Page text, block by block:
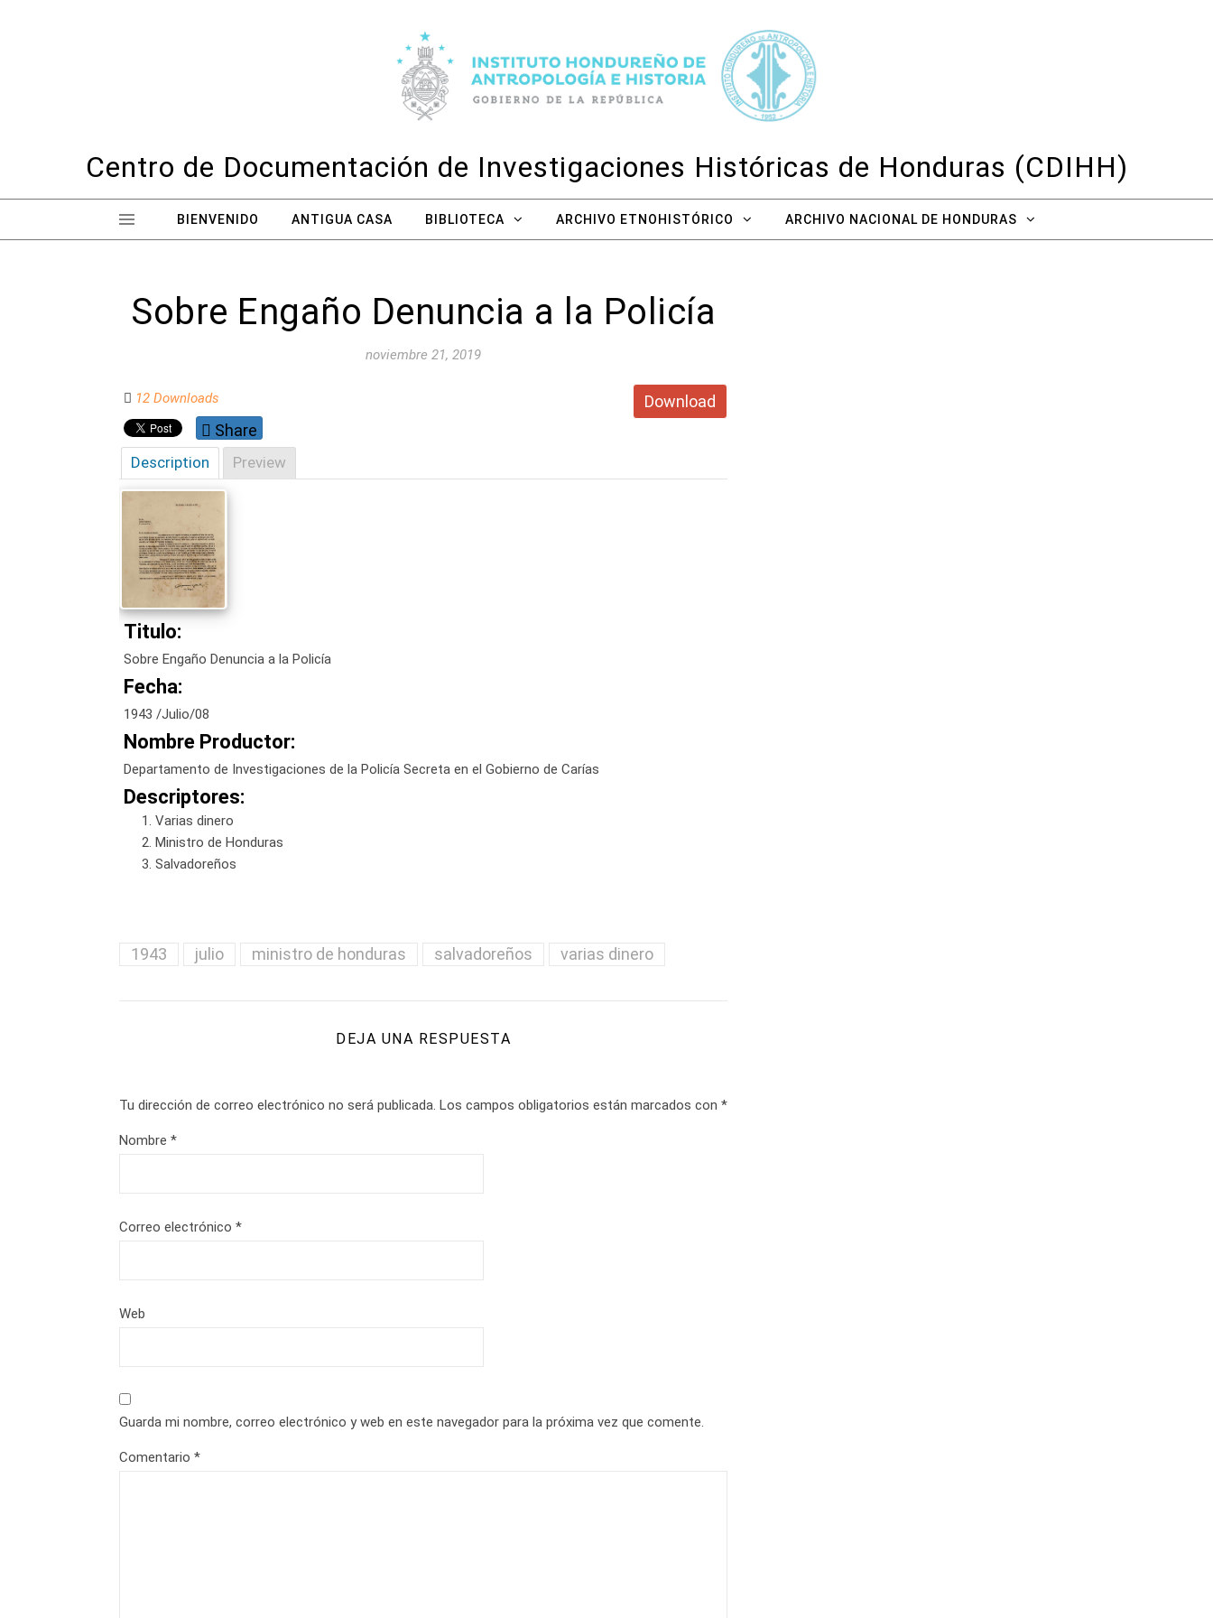
Centro de Documentación de Investigaciones Históricas de Honduras (CDIHH)
BIENVENIDO ANTIGUA CASA BIBLIOTECA ARCHIVO ETNOHISTÓRICO ARCHIVO NACIONAL DE HONDURAS
Sobre Engaño Denuncia a la Policía
noviembre 21, 2019
Download
12 Downloads
Share
Description Preview
Titulo:
Sobre Engaño Denuncia a la Policía
Fecha:
1943 /Julio/08
Nombre Productor:
Departamento de Investigaciones de la Policía Secreta en el Gobierno de Carías
Descriptores:
Varias dinero
Ministro de Honduras
Salvadoreños
1943 julio ministro de honduras salvadoreños varias dinero
DEJA UNA RESPUESTA
Tu dirección de correo electrónico no será publicada. Los campos obligatorios están marcados con *
Nombre *
Correo electrónico *
Web
Guarda mi nombre, correo electrónico y web en este navegador para la próxima vez que comente.
Comentario *